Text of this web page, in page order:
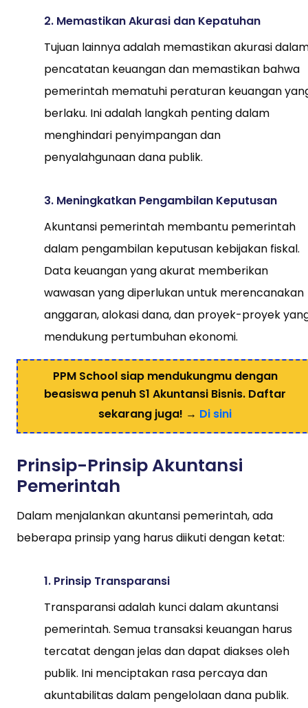
2. Memastikan Akurasi dan Kepatuhan
Tujuan lainnya adalah memastikan akurasi
pencatatan keuangan dan memastikan bahwa
pemerintah mematuhi peraturan keuangan
berlaku. Ini adalah langkah penting dalam
menghindari penyimpangan dan
penyalahgunaan dana publik.
3. Meningkatkan Pengambilan Keputusan
Akuntansi pemerintah membantu pemerintah
dalam pengambilan keputusan kebijakan fiskal.
Data keuangan yang akurat memberikan
wawasan yang diperlukan untuk merencanakan
anggaran, alokasi dana, dan proyek-proyek
mendukung pertumbuhan ekonomi.
PPM School siap mendukungmu dengan
beasiswa penuh S1 Akuntansi Bisnis. Daftar
sekarang juga! → Di sini
Prinsip-Prinsip Akuntansi
Pemerintah
Dalam menjalankan akuntansi pemerintah, ada
beberapa prinsip yang harus diikuti dengan ketat:
1. Prinsip Transparansi
Transparansi adalah kunci dalam akuntansi
pemerintah. Semua transaksi keuangan harus
tercatat dengan jelas dan dapat diakses oleh
publik. Ini menciptakan rasa percaya dan
akuntabilitas dalam pengelolaan dana publik.